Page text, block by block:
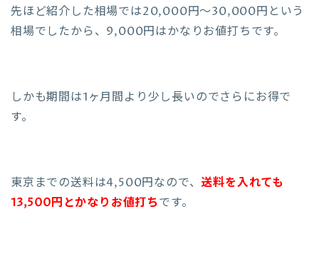
先ほど紹介した相場では20,000円～30,000円という
相場でしたから、9,000円はかなりお値打ちです。
しかも期間は1ヶ月間より少し長いのでさらにお得で
す。
東京までの送料は4,500円なので、 送料を入れても
13,500円とかなりお値打ちです。